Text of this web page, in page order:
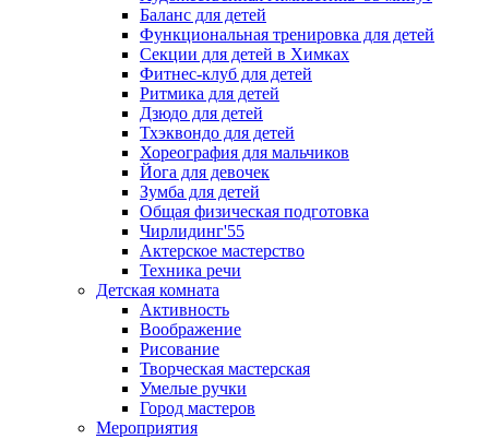
Баланс для детей
Функциональная тренировка для детей
Секции для детей в Химках
Фитнес-клуб для детей
Ритмика для детей
Дзюдо для детей
Тхэквондо для детей
Хореография для мальчиков
Йога для девочек
Зумба для детей
Общая физическая подготовка
Чирлидинг'55
Актерское мастерство
Техника речи
Детская комната
Активность
Воображение
Рисование
Творческая мастерская
Умелые ручки
Город мастеров
Мероприятия